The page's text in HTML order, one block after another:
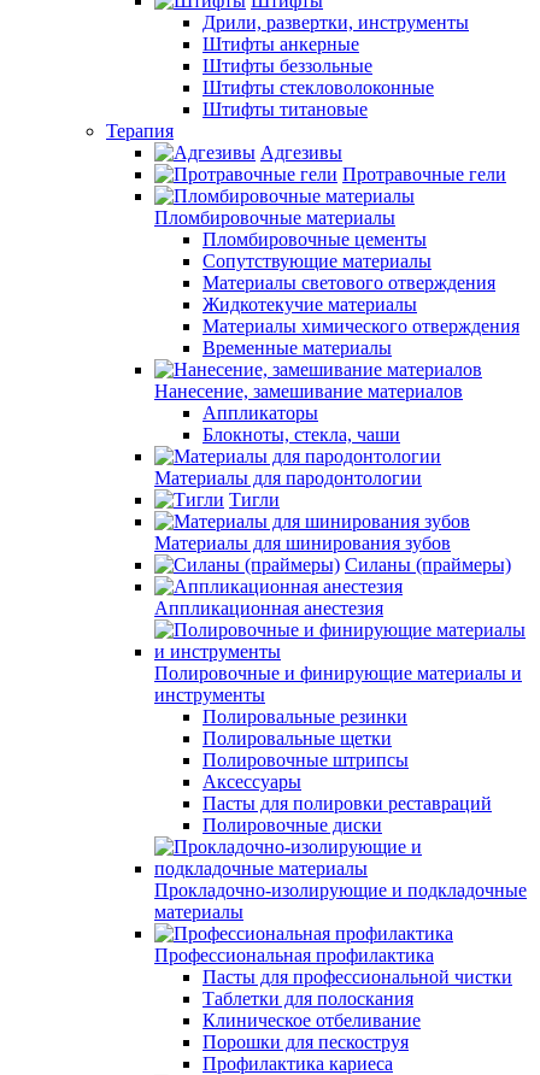
Дрили, развертки, инструменты
Штифты анкерные
Штифты беззольные
Штифты стекловолоконные
Штифты титановые
Терапия
Адгезивы
Протравочные гели
Пломбировочные материалы
Пломбировочные цементы
Сопутствующие материалы
Материалы светового отверждения
Жидкотекучие материалы
Материалы химического отверждения
Временные материалы
Нанесение, замешивание материалов
Аппликаторы
Блокноты, стекла, чаши
Материалы для пародонтологии
Тигли
Материалы для шинирования зубов
Силаны (праймеры)
Аппликационная анестезия
Полировочные и финирующие материалы и
инструменты
Полировальные резинки
Полировальные щетки
Полировочные штрипсы
Аксессуары
Пасты для полировки реставраций
Полировочные диски
Прокладочно-изолирующие и подкладочные
материалы
Профессиональная профилактика
Пасты для профессиональной чистки
Таблетки для полоскания
Клиническое отбеливание
Порошки для пескоструя
Профилактика кариеса